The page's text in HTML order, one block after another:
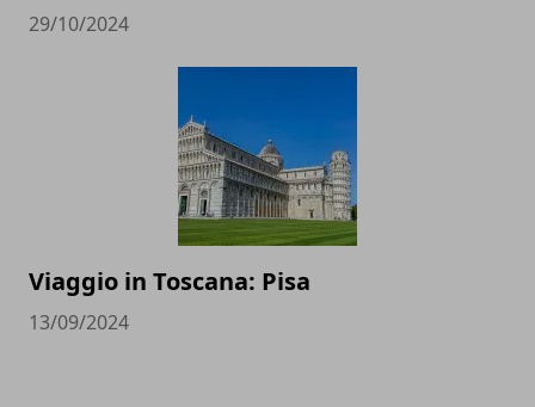
29/10/2024
Viaggio in Toscana: Pisa
13/09/2024